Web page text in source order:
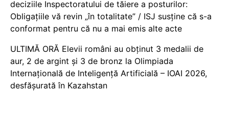
deciziile Inspectoratului de tăiere a posturilor:
Obligațiile vă revin „în totalitate” / ISJ susține că s-a
conformat pentru că nu a mai emis alte acte
ULTIMĂ ORĂ Elevii români au obținut 3 medalii de
aur, 2 de argint și 3 de bronz la Olimpiada
Internațională de Inteligență Artificială – IOAI 2026,
desfășurată în Kazahstan